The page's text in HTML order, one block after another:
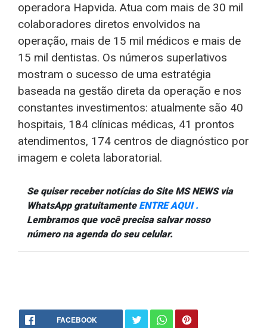
operadora Hapvida. Atua com mais de 30 mil
colaboradores diretos envolvidos na
operação, mais de 15 mil médicos e mais de
15 mil dentistas. Os números superlativos
mostram o sucesso de uma estratégia
baseada na gestão direta da operação e nos
constantes investimentos: atualmente são 40
hospitais, 184 clínicas médicas, 41 prontos
atendimentos, 174 centros de diagnóstico por
imagem e coleta laboratorial.
Se quiser receber notícias do Site MS NEWS via
WhatsApp gratuitamente ENTRE AQUI .
Lembramos que você precisa salvar nosso
número na agenda do seu celular.
FACEBOOK